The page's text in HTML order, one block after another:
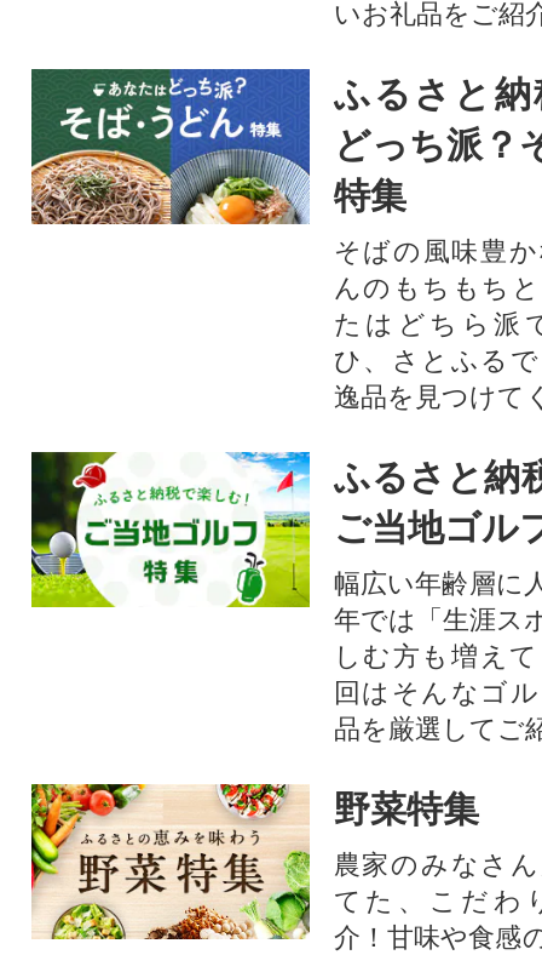
いお礼品をご紹
ふるさと
どっち派？
特集
そばの風味豊
んのもちもち
たはどちら派
ひ、さとふる
逸品を見つけて
ふるさと納
ご当地ゴル
幅広い年齢層に
年では「生涯ス
しむ方も増え
回はそんなゴ
品を厳選してご
野菜特集
農家のみなさ
てた、こだわ
介！甘味や食感